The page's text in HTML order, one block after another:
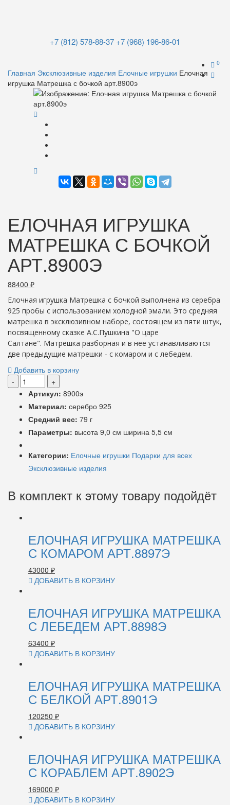
+7 (812) 578-88-37 +7 (968) 196-86-01
0
Главная Эксклюзивные изделия Елочные игрушки Елочная
игрушка Матрешка с бочкой арт.8900э
ЕЛОЧНАЯ ИГРУШКА
МАТРЕШКА С БОЧКОЙ
АРТ.8900Э
88400 ₽
Елочная игрушка Матрешка с бочкой выполнена из серебра
925 пробы с использованием холодной эмали. Это средняя
матрешка в эксклюзивном наборе, состоящем из пяти штук,
посвященному сказке А.С.Пушкина "О царе
Салтане". Матрешка разборная и в нее устанавливаются
две предыдущие матрешки - с комаром и с лебедем.
Добавить в корзину
-
+
Артикул: 8900э
Материал: серебро 925
Средний вес: 79 г
Параметры: высота 9,0 см ширина 5,5 см
Категории: Елочные игрушки Подарки для всех
Эксклюзивные изделия
В комплект к этому товару подойдёт
ЕЛОЧНАЯ ИГРУШКА МАТРЕШКА
С КОМАРОМ АРТ.8897Э
43000 ₽
ДОБАВИТЬ В КОРЗИНУ
ЕЛОЧНАЯ ИГРУШКА МАТРЕШКА
С ЛЕБЕДЕМ АРТ.8898Э
63400 ₽
ДОБАВИТЬ В КОРЗИНУ
ЕЛОЧНАЯ ИГРУШКА МАТРЕШКА
С БЕЛКОЙ АРТ.8901Э
120250 ₽
ДОБАВИТЬ В КОРЗИНУ
ЕЛОЧНАЯ ИГРУШКА МАТРЕШКА
С КОРАБЛЕМ АРТ.8902Э
169000 ₽
ДОБАВИТЬ В КОРЗИНУ